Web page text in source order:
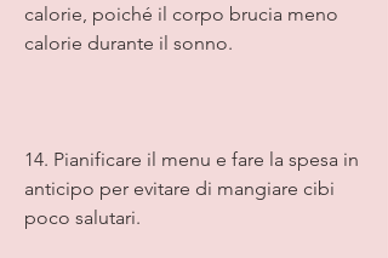
calorie, poiché il corpo brucia meno
calorie durante il sonno.
14. Pianificare il menu e fare la spesa in
anticipo per evitare di mangiare cibi
poco salutari.